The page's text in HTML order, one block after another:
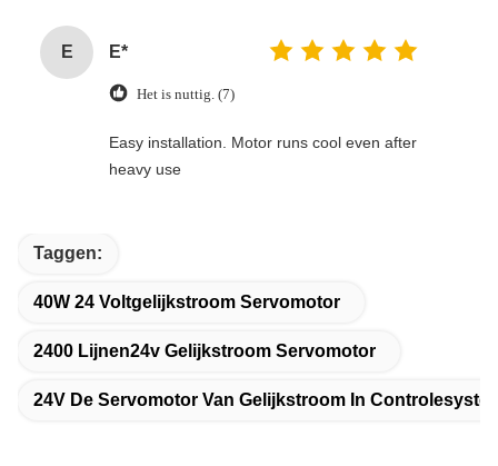
E E*
Het is nuttig. (7)
Easy installation. Motor runs cool even after
heavy use
Taggen:
40W 24 Voltgelijkstroom Servomotor
2400 Lijnen24v Gelijkstroom Servomotor
24V De Servomotor Van Gelijkstroom In